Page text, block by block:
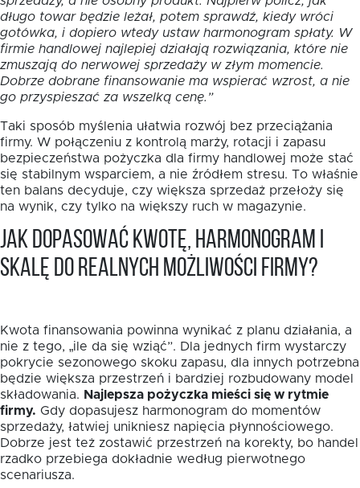
długo towar będzie leżał, potem sprawdź, kiedy wróci
gotówka, i dopiero wtedy ustaw harmonogram spłaty. W
firmie handlowej najlepiej działają rozwiązania, które nie
zmuszają do nerwowej sprzedaży w złym momencie.
Dobrze dobrane finansowanie ma wspierać wzrost, a nie
go przyspieszać za wszelką cenę.”
Taki sposób myślenia ułatwia rozwój bez przeciążania
firmy. W połączeniu z kontrolą marży, rotacji i zapasu
bezpieczeństwa pożyczka dla firmy handlowej może stać
się stabilnym wsparciem, a nie źródłem stresu. To właśnie
ten balans decyduje, czy większa sprzedaż przełoży się
na wynik, czy tylko na większy ruch w magazynie.
Jak dopasować kwotę, harmonogram i
skalę do realnych możliwości firmy?
Kwota finansowania powinna wynikać z planu działania, a
nie z tego, „ile da się wziąć”. Dla jednych firm wystarczy
pokrycie sezonowego skoku zapasu, dla innych potrzebna
będzie większa przestrzeń i bardziej rozbudowany model
składowania. Najlepsza pożyczka mieści się w rytmie
firmy. Gdy dopasujesz harmonogram do momentów
sprzedaży, łatwiej unikniesz napięcia płynnościowego.
Dobrze jest też zostawić przestrzeń na korekty, bo handel
rzadko przebiega dokładnie według pierwotnego
scenariusza.